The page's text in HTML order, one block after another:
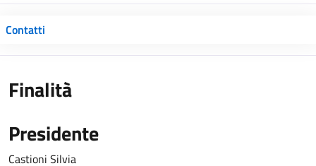
Contatti
Finalità
Presidente
Castioni Silvia